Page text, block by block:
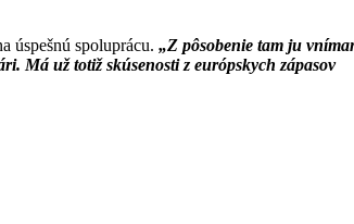
úspešnú spoluprácu. „Z pôsobenie tam ju
Má už totiž skúsenosti z európskych zápasov